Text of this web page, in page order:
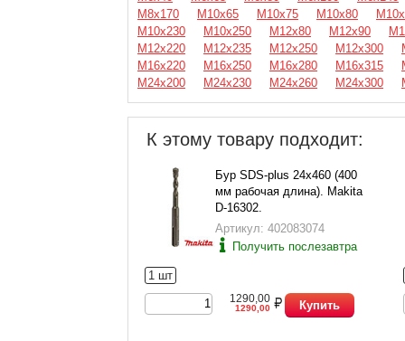
М8x170
М10x65 М10x75 М10x80
М10x230
М10x250 М12x80 М12x90
М12x220
М12x235 М12x250 М12x300
М16x220
М16x250 М16x280 М16x315
М24x200
М24x230 М24x260 М24x300
К этому товару подходит:
Бур SDS-plus 24х460 (400
мм рабочая длина). Makita
D-16302.
Артикул: 402083074
Получить послезавтра
1 шт
1290,00
1290,00 Купить